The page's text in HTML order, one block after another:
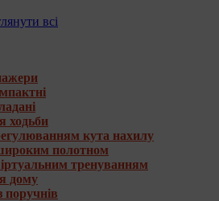
всі
ходьби
кута нахилу
полотном
тренуванням
дому
поручнів